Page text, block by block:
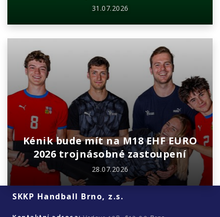
31.07.2026
Kénik bude mít na M18 EHF EURO
2026 trojnásobné zastoupení
28.07.2026
SKKP Handball Brno, z.s.